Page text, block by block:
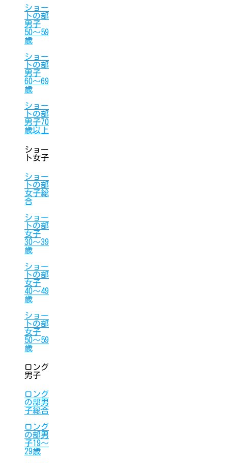
ショー
トの部
男子
50〜59
歳
ショー
トの部
男子
60〜69
歳
ショー
トの部
男子70
歳以上
ショー
ト女子
ショー
トの部
女子総
合
ショー
トの部
女子
30〜39
歳
ショー
トの部
女子
40〜49
歳
ショー
トの部
女子
50〜59
歳
ロング
男子
ロング
の部男
子総合
ロング
の部男
子19〜
29歳